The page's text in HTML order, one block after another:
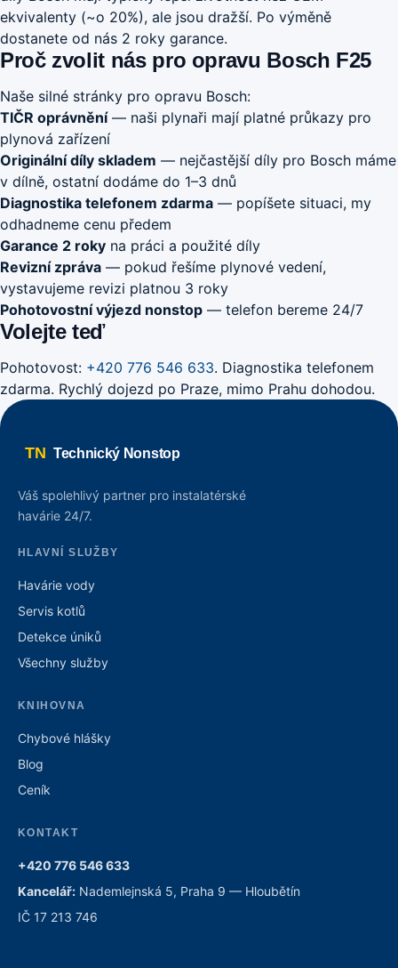
ekvivalenty (~o 20%), ale jsou dražší. Po výměně
dostanete od nás 2 roky garance.
Proč zvolit nás pro opravu Bosch F25
Naše silné stránky pro opravu Bosch:
TIČR oprávnění— naši plynaři mají platné průkazy pro
plynová zařízení
Originální díly skladem — nejčastější díly pro Bosch máme
v dílně, ostatní dodáme do 1–3 dnů
Diagnostika telefonem zdarma — popíšete situaci, my
odhadneme cenu předem
Garance 2 roky na práci a použité díly
Revizní zpráva — pokud řešíme plynové vedení,
vystavujeme revizi platnou 3 roky
Pohotovostní výjezd nonstop — telefon bereme 24/7
Volejte teď
Pohotovost: +420 776 546 633. Diagnostika telefonem
zdarma. Rychlý dojezd po Praze, mimo Prahu dohodou.
TN Technický Nonstop
Váš spolehlivý partner pro instalatérské
havárie 24/7.
HLAVNÍ SLUŽBY
Havárie vody
Servis kotlů
Detekce úniků
Všechny služby
KNIHOVNA
Chybové hlášky
Blog
Ceník
KONTAKT
+420 776 546 633
Kancelář: Nademlejnská 5, Praha 9 — Hloubětín
IČ 17 213 746